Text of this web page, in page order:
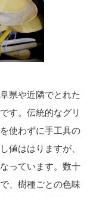
県や近隣でとれた
す。伝統的なグリ
使わずに手工具の
値ははりますが、
っています。数十
、樹種ごとの色味